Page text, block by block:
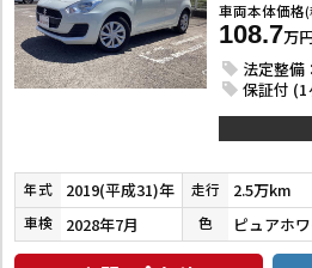
車両本体価格(
108.7万
法定整備
保証付
年式 2019(平成31)年 走行 2.5万km
車検 2028年7月 色